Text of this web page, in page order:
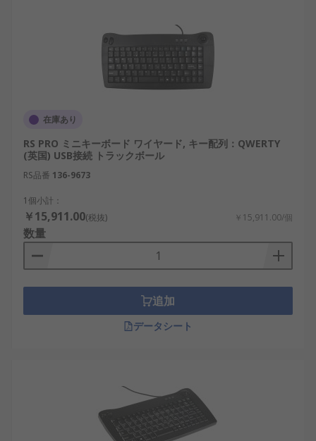
力や操作指示として処理されます。
キーボードの機能は、正確な入力を安定して行うこ
とにあります。USBキーボードのような一般的な接
続方式に加え、用途に応じて耐久性や防水性、清掃
性を高めた設計が採用される場合もあります。
一般的なキーボードと産業用医療用キーボー
ドの違い
一般的なキーボードは、オフィスや家庭での使用を
前提としており、操作感やデザイン性が重視されま
す。比較的軽量で、多様なレイアウトやサイズが選
べる点が特徴です。
用環境への適応力が重視されます。産業用キーボー
ドは粉塵や振動に強く、医療用キーボードは消毒や
清掃を想定した構造が採用されるなど、用途に応じ
キーボードの種類
キーボードには、サイズ、接続方式、用途の違いに
よってさまざまな種類があります。使用目的を明確
在庫あり
RS PRO ミニキーボード ワイヤード, キー配列：QWERTY
(英国) USB接続 トラックボール
RS品番 136-9673
1個小計：
￥15,911.00(税抜) ￥15,911.00/個
数量
追加
データシート